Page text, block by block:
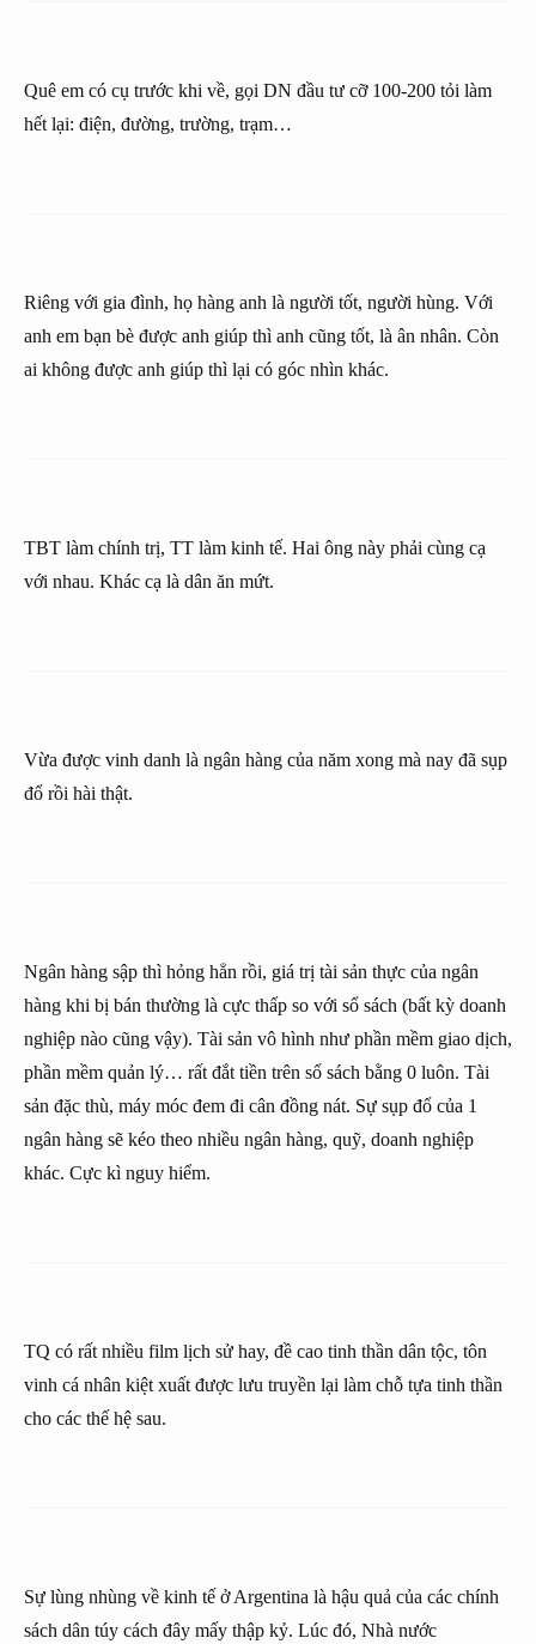
Quê em có cụ trước khi về, gọi DN đầu tư cỡ 100-200 tỏi làm
hết lại: điện, đường, trường, trạm…
Riêng với gia đình, họ hàng anh là người tốt, người hùng. Với
anh em bạn bè được anh giúp thì anh cũng tốt, là ân nhân. Còn
ai không được anh giúp thì lại có góc nhìn khác.
TBT làm chính trị, TT làm kinh tế. Hai ông này phải cùng cạ
với nhau. Khác cạ là dân ăn mứt.
Vừa được vinh danh là ngân hàng của năm xong mà nay đã sụp
đổ rồi hài thật.
Ngân hàng sập thì hỏng hẳn rồi, giá trị tài sản thực của ngân
hàng khi bị bán thường là cực thấp so với sổ sách (bất kỳ doanh
nghiệp nào cũng vậy). Tài sản vô hình như phần mềm giao dịch,
phần mềm quản lý… rất đắt tiền trên sổ sách bằng 0 luôn. Tài
sản đặc thù, máy móc đem đi cân đồng nát. Sự sụp đổ của 1
ngân hàng sẽ kéo theo nhiều ngân hàng, quỹ, doanh nghiệp
khác. Cực kì nguy hiểm.
TQ có rất nhiều film lịch sử hay, đề cao tinh thần dân tộc, tôn
vinh cá nhân kiệt xuất được lưu truyền lại làm chỗ tựa tinh thần
cho các thế hệ sau.
Sự lùng nhùng về kinh tế ở Argentina là hậu quả của các chính
sách dân túy cách đây mấy thập kỷ. Lúc đó, Nhà nước